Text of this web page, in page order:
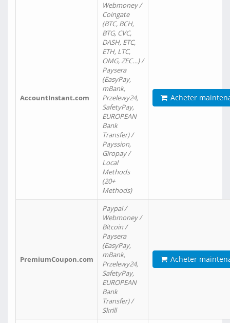
AccountInstant.com
Webmoney /
Coingate
(BTC, BCH,
BTG, CVC,
DASH, ETC,
ETH, LTC,
OMG, ZEC…) /
Paysera
(EasyPay,
mBank,
Przelewy24,
SafetyPay,
EUROPEAN
Bank
Transfer) /
Payssion,
Giropay /
Local
Methods
(20+
Methods)
Acheter
PremiumCoupon.com
Paypal /
Webmoney /
Bitcoin /
Paysera
(EasyPay,
mBank,
Przelewy24,
SafetyPay,
EUROPEAN
Bank
Transfer) /
Skrill
Acheter